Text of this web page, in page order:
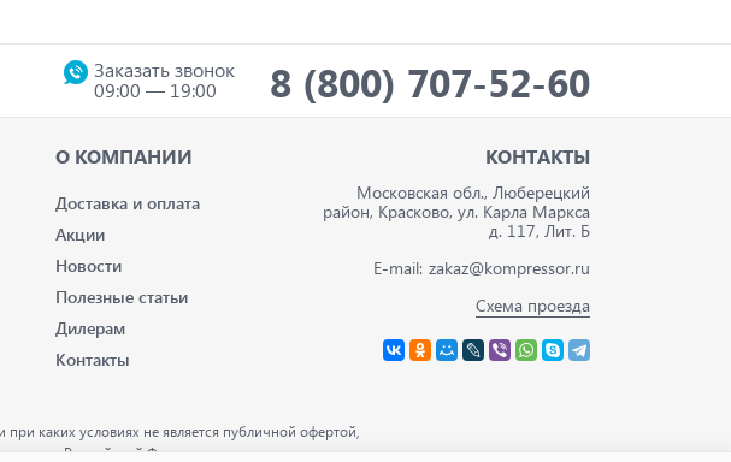
Заказать звонок
09:00 — 19:00
8 (800) 707-52-60
О КОМПАНИИ
Доставка и оплата
Акции
Новости
Полезные статьи
Дилерам
Контакты
КОНТАКТЫ
Московская обл., Люберецкий
район, Красково, ул. Карла Маркса
д. 117, Лит. Б
E-mail: zakaz@kompressor.ru
Схема проезда
каких условиях не является публичной офертой,
Российской Федерации.